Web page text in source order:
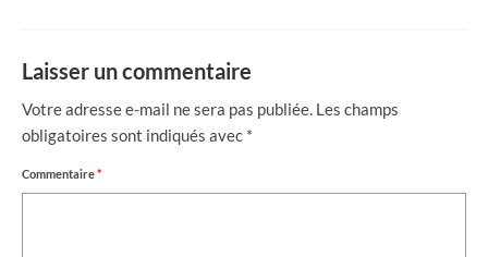
Laisser un commentaire
Votre adresse e-mail ne sera pas publiée. Les champs
obligatoires sont indiqués avec *
Commentaire*